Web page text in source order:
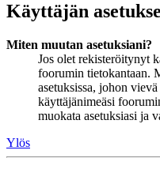
Käyttäjän
Miten muutan asetuksiani?
Jos olet rekisteröitynyt
foorumin tietokantaan.
asetuksissa, johon
käyttäjänimeäsi
muokata asetuksiasi ja
Ylös